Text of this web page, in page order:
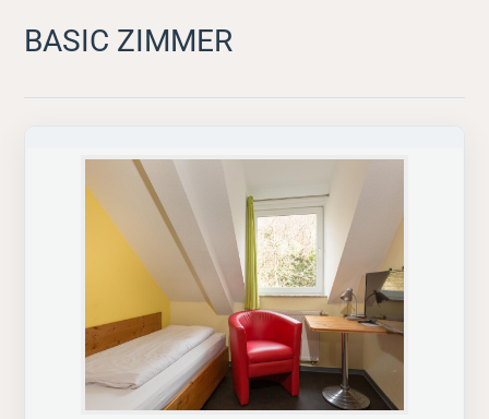
BASIC ZIMMER